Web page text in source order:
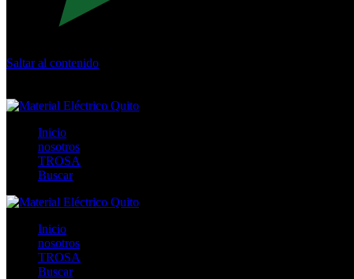
Saltar al contenido
Inicio
nosotros
TROSA
Buscar
Inicio
nosotros
TROSA
Buscar